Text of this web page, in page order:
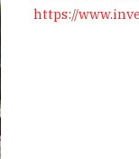
https://